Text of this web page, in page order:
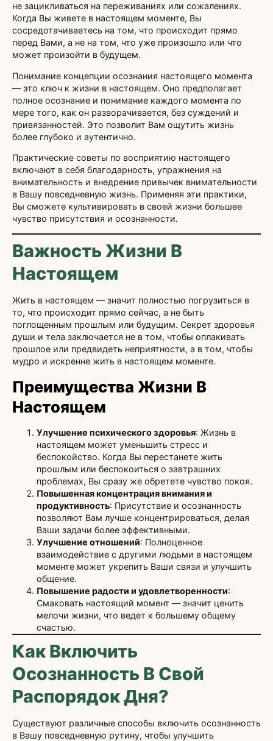
не зацикливаться на переживаниях или сожалениях.
Когда Вы живете в настоящем моменте, Вы
сосредотачиваетесь на том, что происходит прямо
перед Вами, а не на том, что уже произошло или что
может произойти в будущем.
Понимание концепции осознания настоящего момента
— это ключ к жизни в настоящем. Оно предполагает
полное осознание и понимание каждого момента по
мере того, как он разворачивается, без суждений и
привязанностей. Это позволит Вам ощутить жизнь
более глубоко и аутентично.
Практические советы по восприятию настоящего
включают в себя благодарность, упражнения на
внимательность и внедрение привычек внимательности
в Вашу повседневную жизнь. Применяя эти практики,
Вы сможете культивировать в своей жизни большее
чувство присутствия и осознанности.
Важность Жизни В
Настоящем
Жить в настоящем — значит полностью погрузиться в
то, что происходит прямо сейчас, а не быть
поглощенным прошлым или будущим. Секрет здоровья
души и тела заключается не в том, чтобы оплакивать
прошлое или предвидеть неприятности, а в том, чтобы
мудро и искренне жить в настоящем моменте.
Преимущества Жизни В
Настоящем
Улучшение психического здоровья: Жизнь в
настоящем может уменьшить стресс и
беспокойство. Когда Вы перестанете жить
прошлым или беспокоиться о завтрашних
проблемах, Вы сразу же обретете чувство покоя.
Повышенная концентрация внимания и
продуктивность: Присутствие и осознанность
позволяют Вам лучше концентрироваться, делая
Ваши задачи более эффективными.
Улучшение отношений: Полноценное
взаимодействие с другими людьми в настоящем
моменте может укрепить Ваши связи и улучшить
общение.
Повышение радости и удовлетворенности:
Смаковать настоящий момент — значит ценить
мелочи жизни, что ведет к большему общему
счастью.
Как Включить
Осознанность В Свой
Распорядок Дня?
Существуют различные способы включить осознанность
в Вашу повседневную рутину, чтобы улучшить